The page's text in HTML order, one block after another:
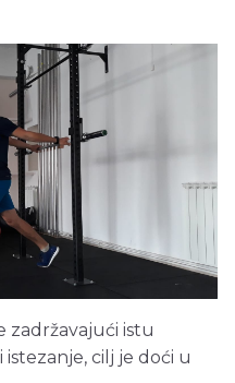
zadržavajući istu
cilj je doći u